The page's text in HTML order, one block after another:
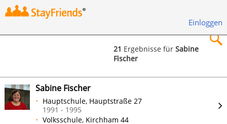
Einloggen
21 Ergebnisse für Sabine
Fischer
Sabine Fischer
Hauptschule, Hauptstraße 27
1991 - 1995
Volksschule, Kirchham 44